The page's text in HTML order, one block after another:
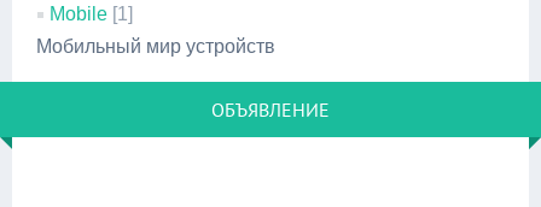
Mobile [1]
Мобильный мир устройств
ОБЪЯВЛЕНИЕ